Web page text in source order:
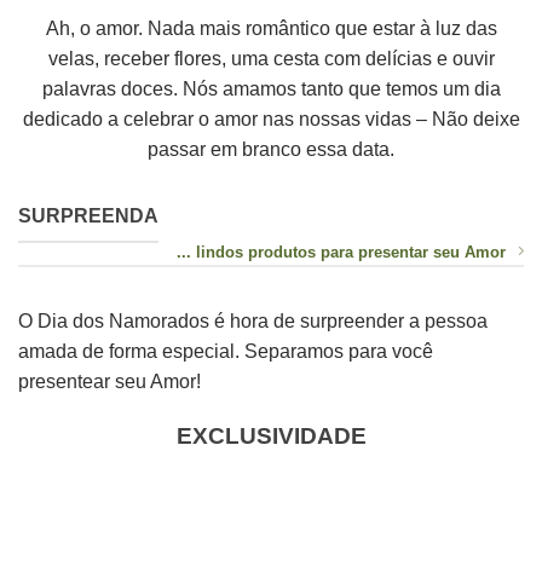
Ah, o amor. Nada mais romântico que estar à luz das
velas, receber flores, uma cesta com delícias e ouvir
palavras doces. Nós amamos tanto que temos um dia
dedicado a celebrar o amor nas nossas vidas – Não deixe
passar em branco essa data.
SURPREENDA
... lindos produtos para presentar seu Amor
O Dia dos Namorados é hora de surpreender a pessoa
amada de forma especial. Separamos para você
presentear seu Amor!
EXCLUSIVIDADE